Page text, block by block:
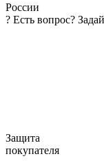
России
? Есть вопрос?
Защита
покупателя